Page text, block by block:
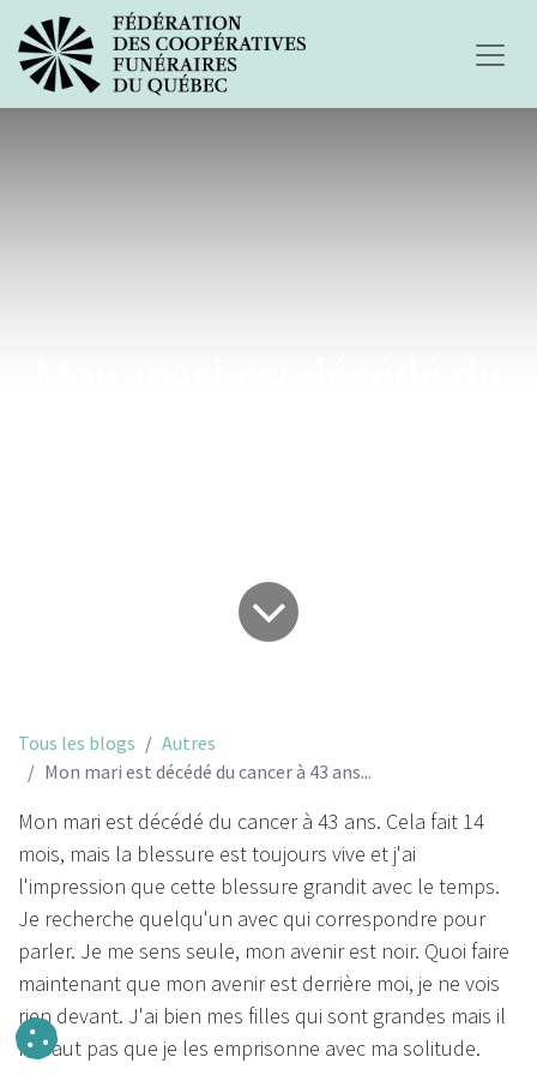
Tous les blogs
Autres
Mon mari est décédé du cancer à 43 ans...
Mon mari est décédé du cancer à 43 ans. Cela fait 14
mois, mais la blessure est toujours vive et j'ai
l'impression que cette blessure grandit avec le temps.
Je recherche quelqu'un avec qui correspondre pour
parler. Je me sens seule, mon avenir est noir. Quoi faire
maintenant que mon avenir est derrière moi, je ne vois
rien devant. J'ai bien mes filles qui sont grandes mais il
ne faut pas que je les emprisonne avec ma solitude.